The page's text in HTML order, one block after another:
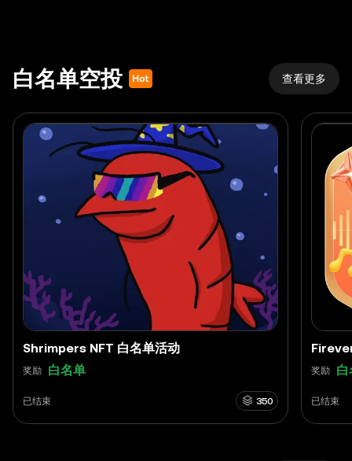
白名单空投 查看更多
Shrimpers NFT 白名单活动
奖励 白名单
已结束 350
奖励 白
已结束